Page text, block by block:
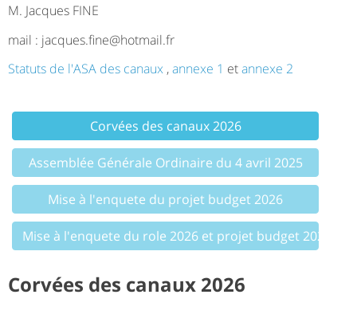
M. Jacques FINE
mail : jacques.fine@hotmail.fr
Statuts de l'ASA des canaux ,annexe 1 etannexe 2
Corvées des canaux 2026
Assemblée Générale Ordinaire du 4 avril 2025
Mise à l'enquete du projet budget 2026
Mise à l'enquete du role 2026 et projet budget 2027
Corvées des canaux 2026